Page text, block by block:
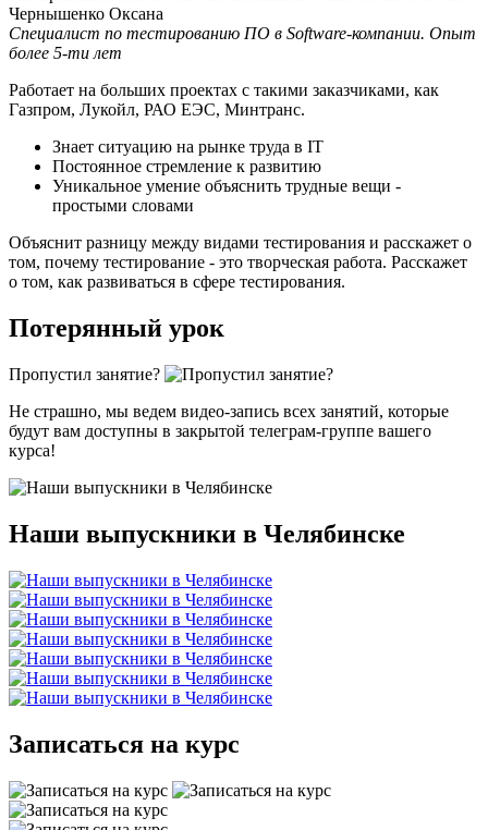
Чернышенко Оксана
Специалист по тестированию ПО в Software-компании. Опыт
более 5-ти лет
Работает на больших проектах с такими заказчиками, как
Газпром, Лукойл, РАО ЕЭС, Минтранс.
Знает ситуацию на рынке труда в IT
Постоянное стремление к развитию
Уникальное умение объяснить трудные вещи -
простыми словами
Объяснит разницу между видами тестирования и расскажет о
том, почему тестирование - это творческая работа. Расскажет
о том, как развиваться в сфере тестирования.
Потерянный урок
Пропустил занятие?
Не страшно, мы ведем видео-запись всех занятий, которые
будут вам доступны в закрытой телеграм-группе вашего
курса!
Наши выпускники в Челябинске
Записаться на курс